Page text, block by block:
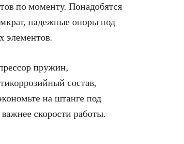
по моменту. Понадобятся
надежные опоры под
элементов.
пружин,
состав,
на штанге под
скорости работы.